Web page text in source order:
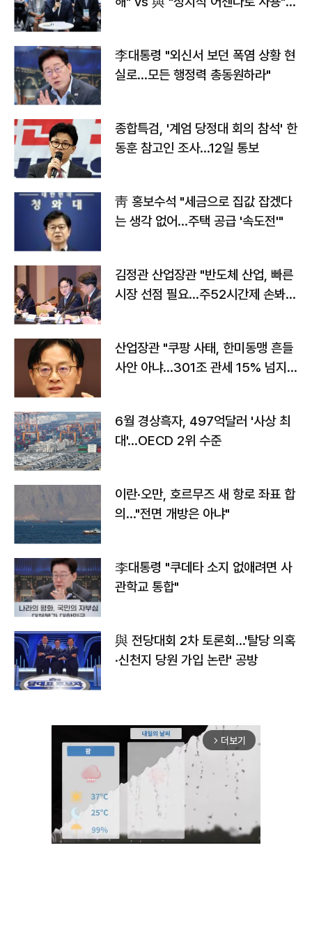
李대통령 "외신서 보던 폭염 상황 현
실로…모든 행정력 총동원하라"
종합특검, '계엄 당정대 회의 참석' 한
동훈 참고인 조사...12일 통보
靑 홍보수석 "세금으로 집값 잡겠다
는 생각 없어…주택 공급 '속도전'"
김정관 산업장관 "반도체 산업, 빠른
시장 선점 필요…주52시간제 손봐
산업장관 "쿠팡 사태, 한미동맹 흔들
사안 아냐…301조 관세 15% 넘지
6월 경상흑자, 497억달러 '사상 최
대'…OECD 2위 수준
이란·오만, 호르무즈 새 항로 좌표 합
의…"전면 개방은 아냐"
李대통령 "쿠데타 소지 없애려면 사
관학교 통합"
與 전당대회 2차 토론회…'탈당 의혹
·신천지 당원 가입 논란' 공방
arrow_forward_ios 더보기